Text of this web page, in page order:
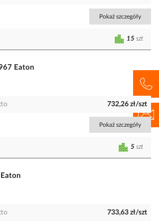
Pokaż szczegóły
15 szt
Eaton
732,26 zł/szt
Pokaż szczegóły
5 szt
733,63 zł/szt